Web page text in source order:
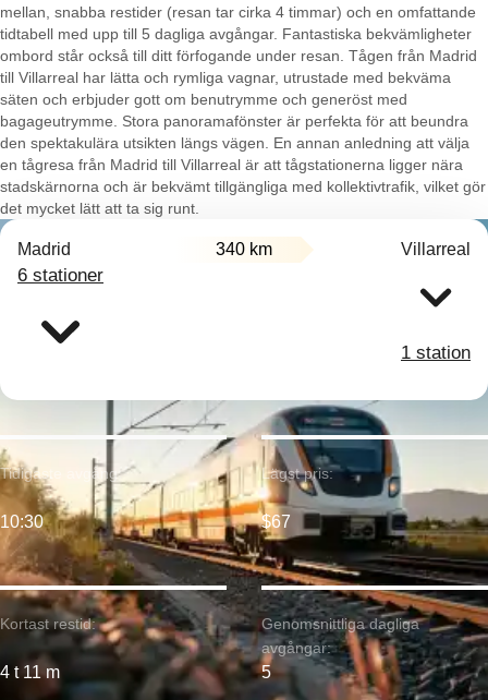
mellan, snabba restider (resan tar cirka 4 timmar) och en omfattande
tidtabell med upp till 5 dagliga avgångar. Fantastiska bekvämligheter
ombord står också till ditt förfogande under resan. Tågen från Madrid
till Villarreal har lätta och rymliga vagnar, utrustade med bekväma
säten och erbjuder gott om benutrymme och generöst med
bagageutrymme. Stora panoramafönster är perfekta för att beundra
den spektakulära utsikten längs vägen. En annan anledning att välja
en tågresa från Madrid till Villarreal är att tågstationerna ligger nära
stadskärnorna och är bekvämt tillgängliga med kollektivtrafik, vilket gör
det mycket lätt att ta sig runt.
Madrid 340 km Villarreal
6 stationer
1 station
Kortast restid:
4 t 11 m
Tidigaste avgång:
10:30
Lägst pris:
$67
Genomsnittliga dagliga
avgångar:
5